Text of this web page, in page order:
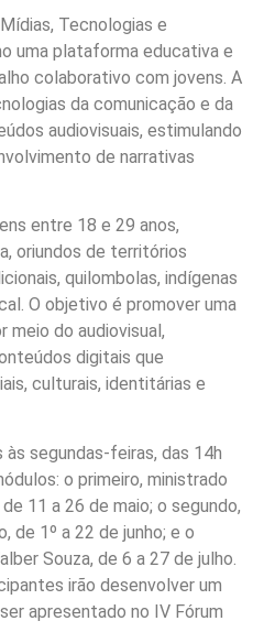
Tecnologias e
uma plataforma educativa e
colaborativo com jovens. A
da comunicação e da
audiovisuais, estimulando
de narrativas
entre 18 e 29 anos,
oriundos de territórios
quilombolas, indígenas
O objetivo é promover uma
do audiovisual,
digitais que
culturais, identitárias e
segundas-feiras, das 14h
o primeiro, ministrado
11 a 26 de maio; o segundo,
de 1º a 22 de junho; e o
Souza, de 6 a 27 de julho.
irão desenvolver um
apresentado no IV Fórum